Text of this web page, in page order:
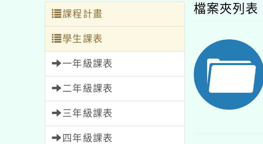
課程計畫
學生課表
一年級課表
二年級課表
三年級課表
四年級課表
檔案夾列表